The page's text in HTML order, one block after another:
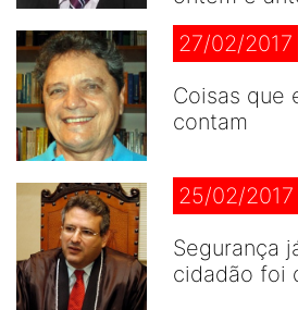
27/02/2017
Coisas que
contam
25/02/2017
Segurança
cidadão foi